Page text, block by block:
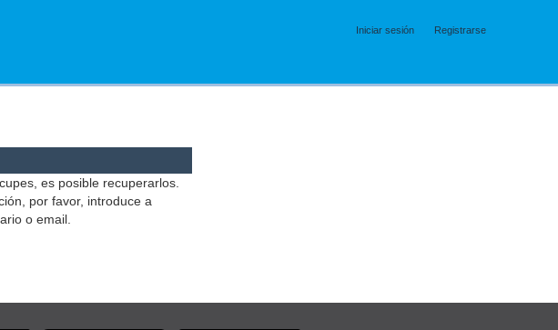
Iniciar sesión Registrarse
es posible recuperarlos.
por favor, introduce a
o email.